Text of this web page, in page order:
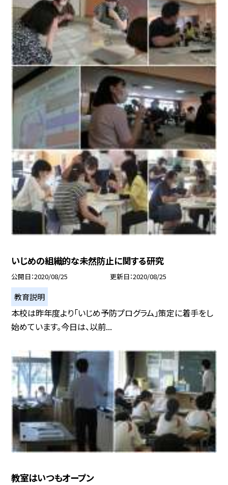
いじめの組織的な未然防止に関する研究
公開日 2020/08/25 更新日 2020/08/25
教育説明
本校は昨年度より「いじめ予防プログラム」策定に着手をし
始めています。今日は、以前...
教室はいつもオープン